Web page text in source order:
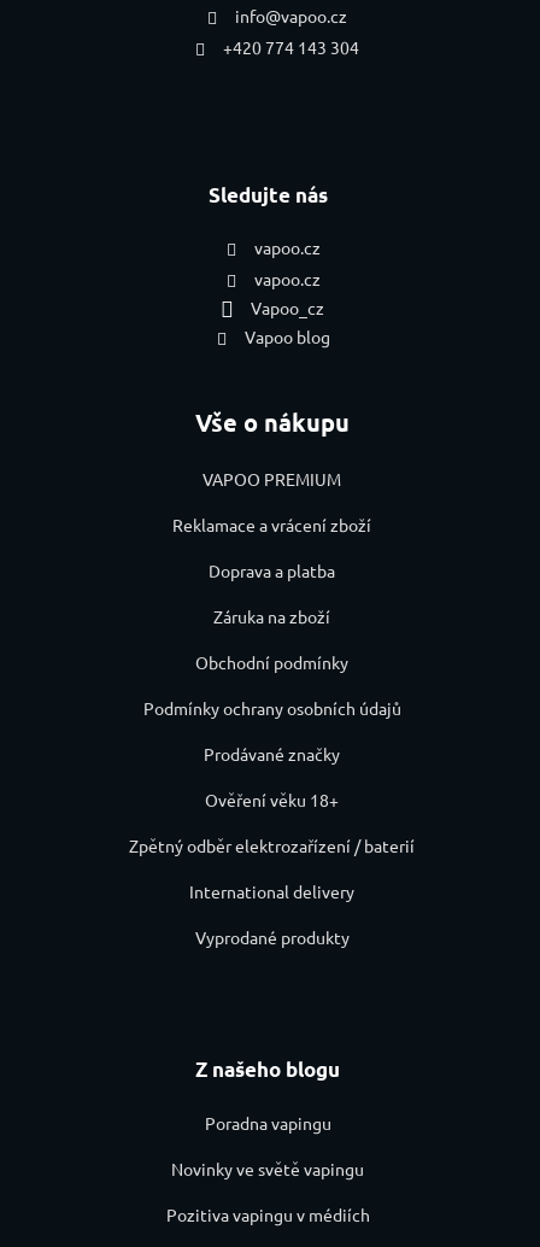
info@vapoo.cz
+420 774 143 304
Sledujte nás
vapoo.cz
vapoo.cz
Vapoo_cz
Vapoo blog
Vše o nákupu
VAPOO PREMIUM
Reklamace a vrácení zboží
Doprava a platba
Záruka na zboží
Obchodní podmínky
Podmínky ochrany osobních údajů
Prodávané značky
Ověření věku 18+
Zpětný odběr elektrozařízení / baterií
International delivery
Vyprodané produkty
Z našeho blogu
Poradna vapingu
Novinky ve světě vapingu
Pozitiva vapingu v médiích